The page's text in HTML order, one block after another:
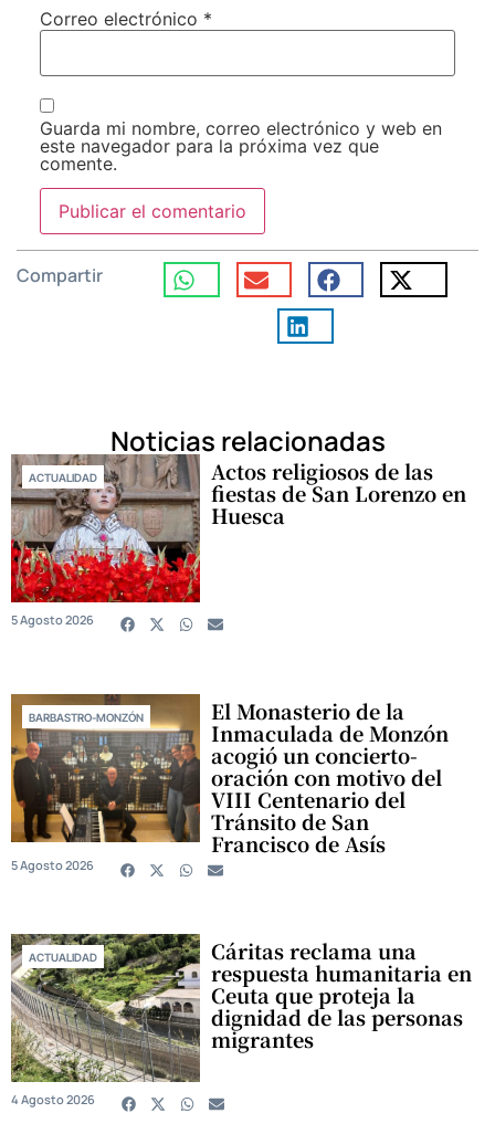
Correo electrónico *
Guarda mi nombre, correo electrónico y web en
este navegador para la próxima vez que
comente.
Compartir
Noticias relacionadas
ACTUALIDAD Actos religiosos de las
fiestas de San Lorenzo en
Huesca
5 Agosto 2026
BARBASTRO-MONZÓN El Monasterio de la
Inmaculada de Monzón
acogió un concierto-
oración con motivo del
VIII Centenario del
Tránsito de San
Francisco de Asís
5 Agosto 2026
ACTUALIDAD Cáritas reclama una
respuesta humanitaria en
Ceuta que proteja la
dignidad de las personas
migrantes
4 Agosto 2026